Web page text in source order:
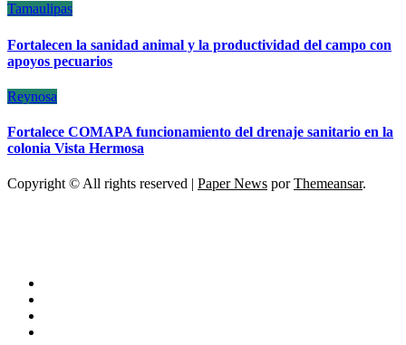
Tamaulipas
Fortalecen la sanidad animal y la productividad del campo con
apoyos pecuarios
Reynosa
Fortalece COMAPA funcionamiento del drenaje sanitario en la
colonia Vista Hermosa
Copyright © All rights reserved | Paper News porThemeansar.